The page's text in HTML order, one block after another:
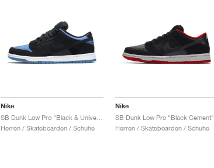
Nike
Herren / Skateboarden / Schuhe
Nike
SB Dunk Low Pro "Black Cement"
Herren / Skateboarden / Schuhe